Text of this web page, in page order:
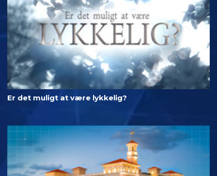
Er det muligt at være lykkelig?